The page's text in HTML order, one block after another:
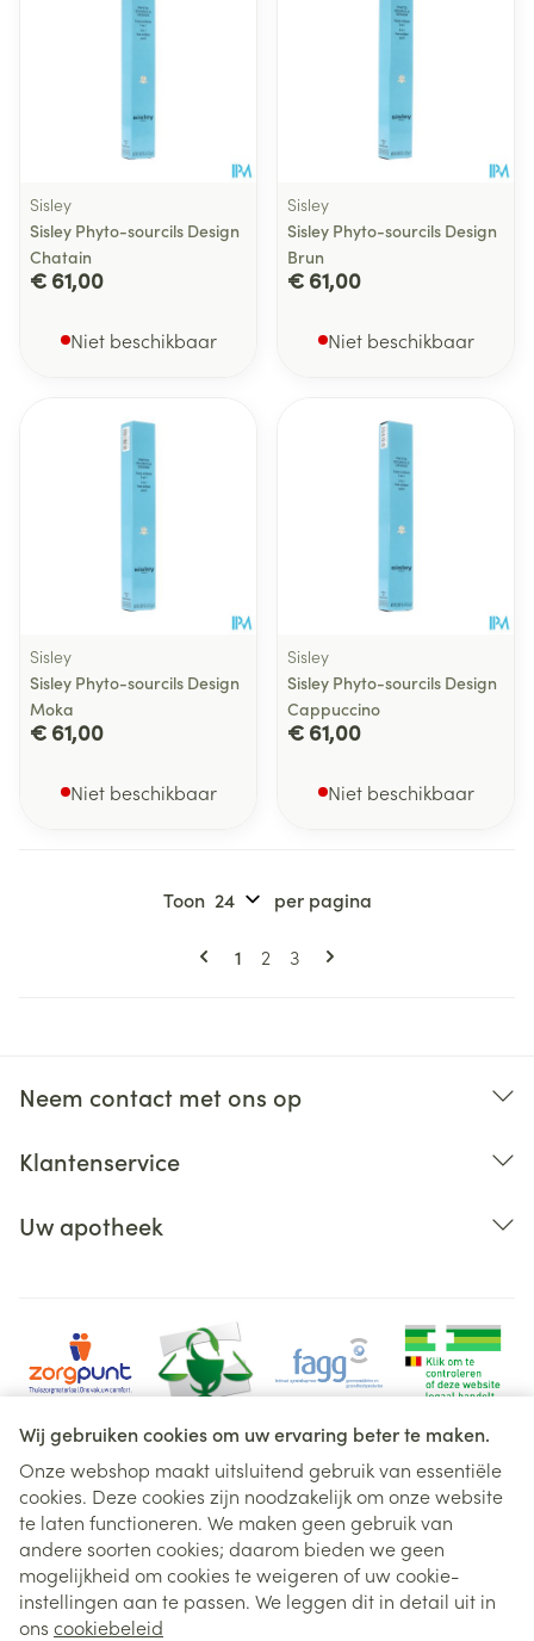
Wij gebruiken cookies om uw ervaring beter te maken.
Onze webshop maakt uitsluitend gebruik van essentiële
cookies. Deze cookies zijn noodzakelijk om onze website
te laten functioneren. We maken geen gebruik van
andere soorten cookies; daarom bieden we geen
mogelijkheid om cookies te weigeren of uw cookie-
instellingen aan te passen. We leggen dit in detail uit in
ons cookiebeleid
Sisley
Sisley Phyto-sourcils Design
Chatain
€ 61,00
Niet beschikbaar
Sisley
Sisley Phyto-sourcils Design
Brun
€ 61,00
Niet beschikbaar
Sisley
Sisley Phyto-sourcils Design
Moka
€ 61,00
Niet beschikbaar
Sisley
Sisley Phyto-sourcils Design
Cappuccino
€ 61,00
Niet beschikbaar
Pagina's
U lees momenteel pagina
1 Pagina
2 Pagina
3
Toon per pagina
Neem contact met ons op
Klantenservice
Uw apotheek
Juridische links